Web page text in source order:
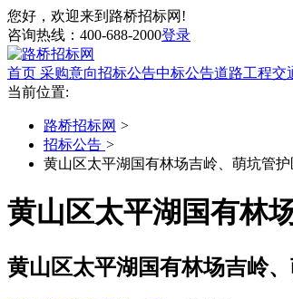
您好，欢迎来到路桥招标网!
咨询热线： 400-688-2000登录
首页 采购意向招标公告中标公告道路工程交
当前位置:
路桥招标网 >
招标公告 >
黄山区太平湖国有林场吉岭、萌坑管
黄山区太平湖国有林
黄山区太平湖国有林场吉岭